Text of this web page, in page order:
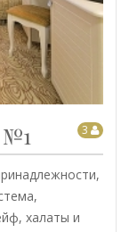
3
халаты и